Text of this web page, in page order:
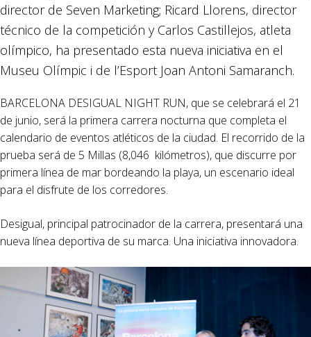
director de Seven Marketing; Ricard Llorens, director
técnico de la competición y Carlos Castillejos, atleta
olímpico, ha presentado esta nueva iniciativa en el
Museu Olímpic i de l’Esport Joan Antoni Samaranch.
BARCELONA DESIGUAL NIGHT RUN, que se celebrará el 21
de junio, será la primera carrera nocturna que completa el
calendario de eventos atléticos de la ciudad. El recorrido de la
prueba será de 5 Millas (8,046 kilómetros), que discurre por
primera línea de mar bordeando la playa, un escenario ideal
para el disfrute de los corredores.
Desigual, principal patrocinador de la carrera, presentará una
nueva línea deportiva de su marca. Una iniciativa innovadora.